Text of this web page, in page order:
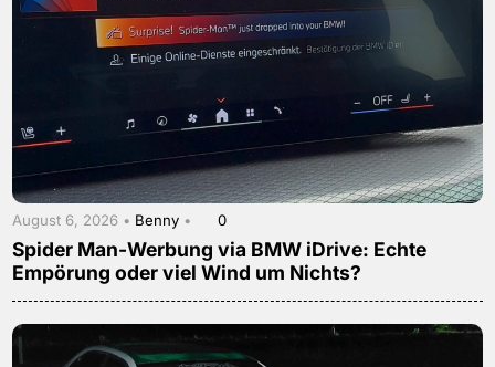
August 6, 2026 • Benny • 0
Spider Man-Werbung via BMW iDrive: Echte
Empörung oder viel Wind um Nichts?